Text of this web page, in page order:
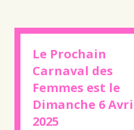
Le Prochain
Carnaval des
Femmes est le
Dimanche 6
2025